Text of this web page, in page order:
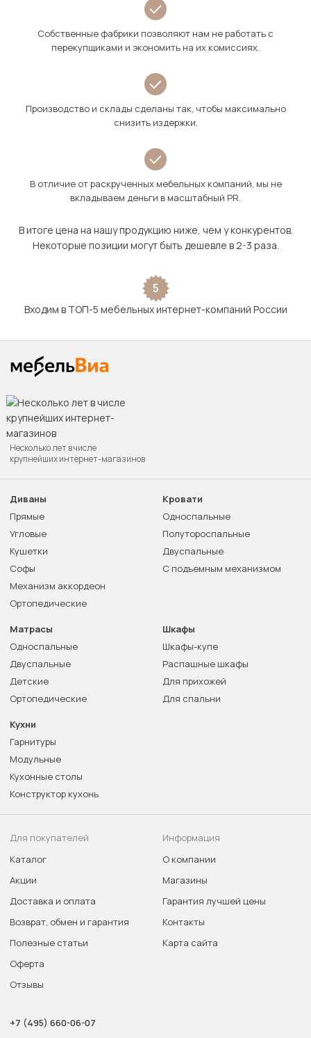
Собственные фабрики позволяют нам не работать с
перекупщиками и экономить на их комиссиях.
Производство и склады сделаны так, чтобы максимально
снизить издержки.
В отличие от раскрученных мебельных компаний, мы не
вкладываем деньги в масштабный PR.
В итоге цена на нашу продукцию ниже, чем у конкурентов.
Некоторые позиции могут быть дешевле в 2-3 раза.
5
Входим в ТОП-5 мебельных интернет-компаний России
Несколько лет в числе
крупнейших интернет-магазинов
Диваны
Прямые
Угловые
Кушетки
Софы
Механизм аккордеон
Ортопедические
Кровати
Односпальные
Полутороспальные
Двуспальные
С подъемным механизмом
Матрасы
Односпальные
Двуспальные
Детские
Ортопедические
Шкафы
Шкафы-купе
Распашные шкафы
Для прихожей
Для спальни
Кухни
Гарнитуры
Модульные
Кухонные столы
Конструктор кухонь
Для покупателей
Каталог
Акции
Доставка и оплата
Возврат, обмен и гарантия
Полезные статьи
Оферта
Отзывы
Информация
О компании
Магазины
Гарантия лучшей цены
Контакты
Карта сайта
+7 (495) 660-06-07